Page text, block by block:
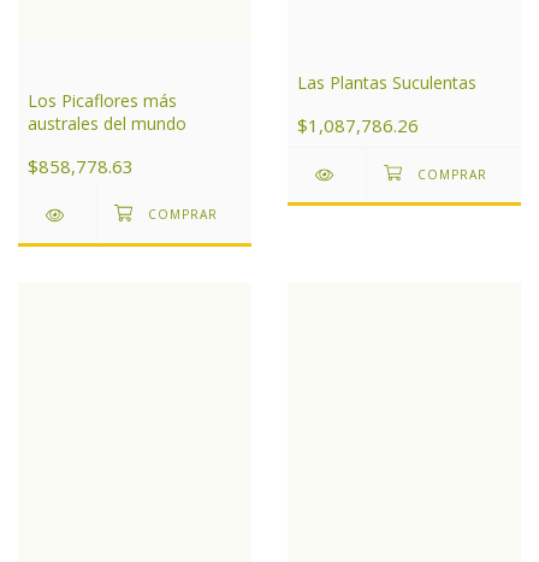
Los Picaflores más
australes del mundo
$858,778.63
Las Plantas Suculentas
$1,087,786.26